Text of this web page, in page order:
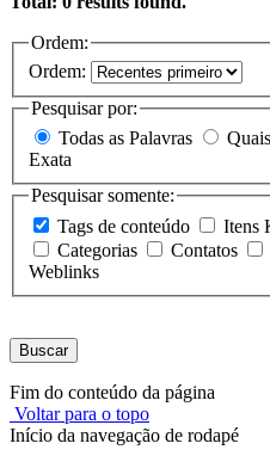
Ordem:
Ordem:
Pesquisar por:
Todas as Palavras
Exata
Pesquisar somente:
Tags de conteúdo
Itens
Categorias
Contatos
Weblinks
Buscar
Fim do conteúdo da página
Voltar para o topo
Início da navegação de rodapé